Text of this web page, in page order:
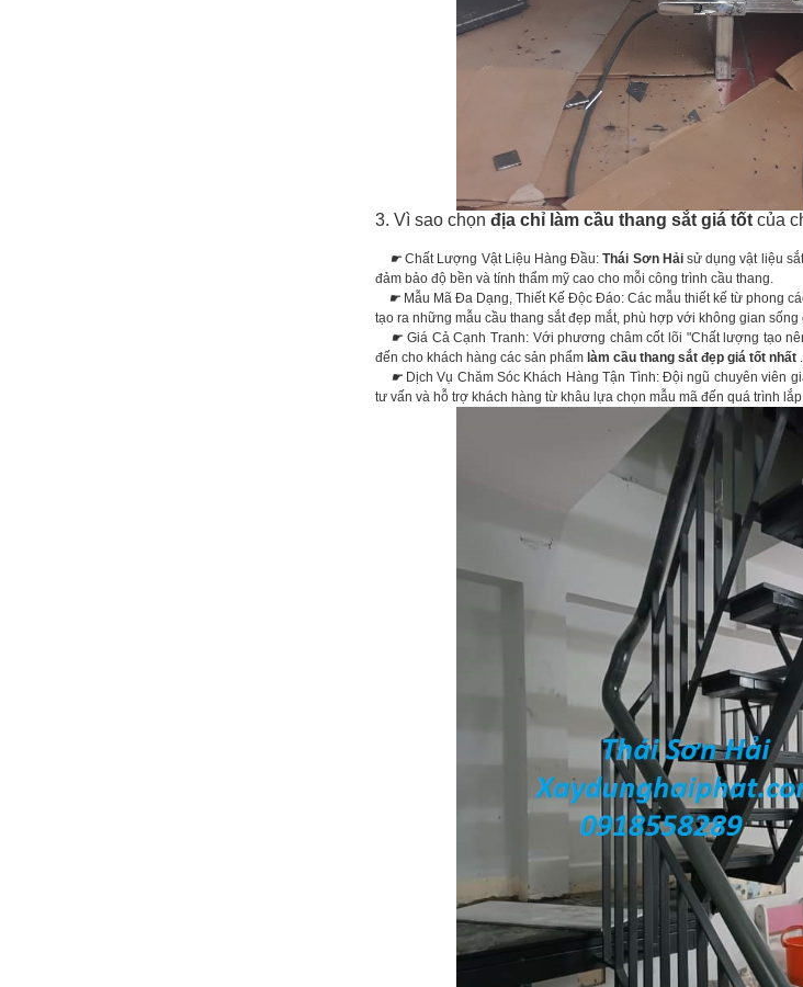
3. Vì sao chọn địa chỉ làm cầu thang sắt giá tốt của
☛Chất Lượng Vật Liệu Hàng Đầu:Thái Sơn Hảisử dụng vật liệu
đảm bảo độ bền và tính thẩm mỹ cao cho mỗi công trình cầu thang.
☛ Mẫu Mã Đa Dạng, Thiết Kế Độc Đáo: Các mẫu thiết kế từ phong
tạo ra những mẫu cầu thang sắt đẹp mắt, phù hợp với không gian sống
☛Giá Cả Cạnh Tranh: Với phương châm cốt lõi "Chất lượng tạo
đến cho khách hàng các sản phẩm làm cầu thang sắt đẹp giá tốt nhất .
☛ Dịch Vụ Chăm Sóc Khách Hàng Tận Tình: Đội ngũ chuyên viên
tư vấn và hỗ trợ khách hàng từ khâu lựa chọn mẫu mã đến quá trình